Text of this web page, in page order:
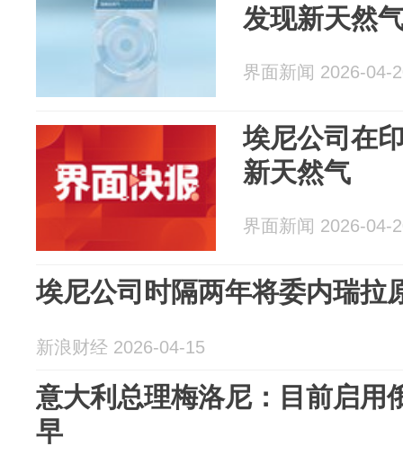
发现新天然
界面新闻 2026-04-
埃尼公司在
新天然气
界面新闻 2026-04-
埃尼公司时隔两年将委内瑞拉
新浪财经 2026-04-15
意大利总理梅洛尼：目前启用
早